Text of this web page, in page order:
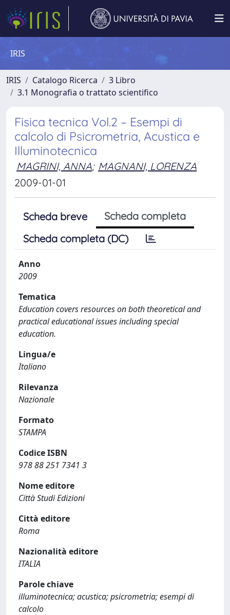
IRIS
IRIS Catalogo Ricerca
3 Libro
3.1 Monografia o trattato scientifico
Fisica tecnica Vol.2 – Esempi di
calcolo di Psicrometria, Acustica e
Illuminotecnica
MAGRINI, ANNA; MAGNANI, LORENZA
2009-01-01
Scheda breve
Scheda completa
Scheda completa (DC)
Anno
2009
Tematica
Education covers resources on both theoretical and
practical educational issues including special
education.
Lingua/e
Italiano
Rilevanza
Nazionale
Formato
STAMPA
Codice ISBN
978 88 251 7341 3
Nome editore
Città Studi Edizioni
Città editore
Roma
Nazionalità editore
ITALIA
Parole chiave
illuminotecnica; acustica; psicrometria; esempi di
calcolo